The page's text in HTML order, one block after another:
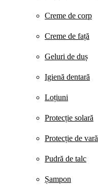
Creme de corp
Creme de față
Geluri de duș
Igienă dentară
Loțiuni
Protecție solară
Protecție de vară
Pudră de talc
Șampon